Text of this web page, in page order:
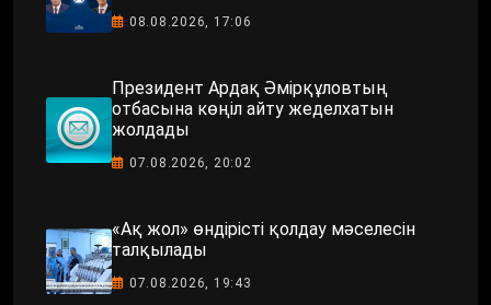
08.08.2026, 17:06
Президент Ардақ Әмірқұловтың
отбасына көңіл айту жеделхатын
жолдады
07.08.2026, 20:02
«Ақ жол» өндірісті қолдау мәселесін
талқылады
07.08.2026, 19:43